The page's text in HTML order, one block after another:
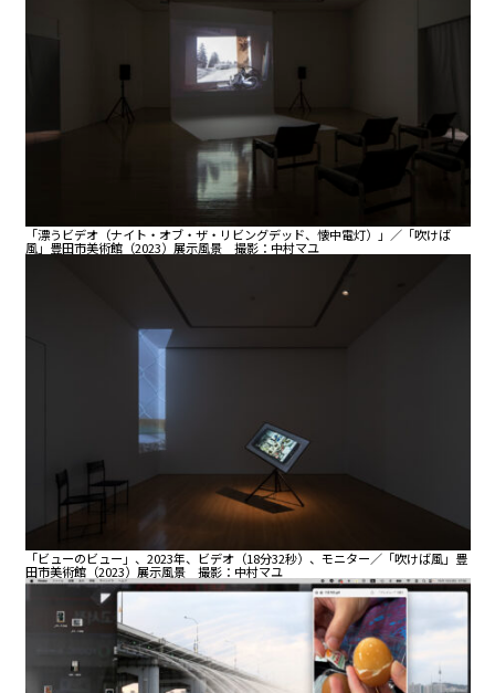
「漂うビデオ（ナイト・オブ・ザ・リビングデッド、懐中電灯）」／「吹けば
風」豊田市美術館（2023）展示風景 撮影：中村マユ
「ビューのビュー」、2023年、ビデオ（18分32秒）、モニター／「吹けば風」豊
田市美術館（2023）展示風景 撮影：中村マユ